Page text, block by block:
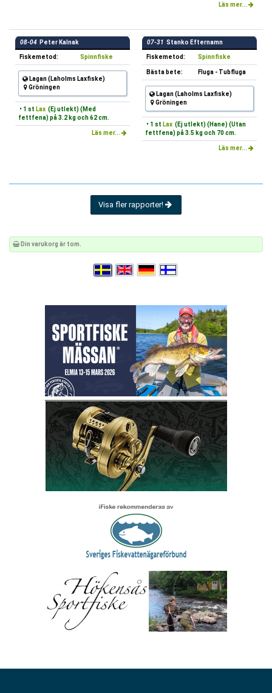
Läs mer...
08-04 Peter Kalnak
Fiskemetod: Spinnfiske
Lagan (Laholms Laxfiske)
Gröningen
• 1 st Lax (Ej utlekt) (Med
fettfena) på 3.2 kg och 62 cm.
Läs mer...
07-31 Stanko Efternamn
Fiskemetod: Spinnfiske
Bästa bete: Fluga - Tubfluga
Lagan (Laholms Laxfiske)
Gröningen
• 1 st Lax (Ej utlekt) (Hane) (Utan
fettfena) på 3.5 kg och 70 cm.
Läs mer...
Visa fler rapporter!
Din varukorg är tom.